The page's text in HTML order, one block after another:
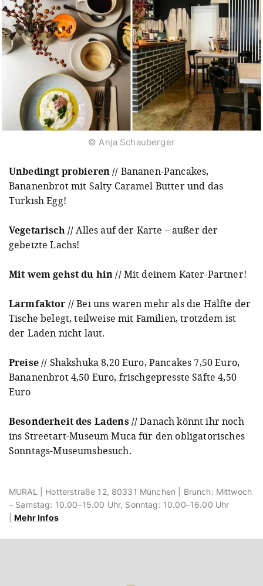
© Anja Schauberger
Unbedingt probieren // Bananen-Pancakes,
Bananenbrot mit Salty Caramel Butter und das
Turkish Egg!
Vegetarisch //Alles auf der Karte – außer der
gebeizte Lachs!
Mit wem gehst du hin //Mit deinem Kater-Partner!
Lärmfaktor //Bei uns waren mehr als die Hälfte der
Tische belegt, teilweise mit Familien, trotzdem ist
der Laden nicht laut.
Preise // Shakshuka 8,20 Euro, Pancakes 7,50 Euro,
Bananenbrot 4,50 Euro, frischgepresste Säfte 4,50
Euro
Besonderheit des Ladens //Danach könnt ihr noch
ins Streetart-Museum Muca für den obligatorisches
Sonntags-Museumsbesuch.
MURAL | Hotterstraße 12, 80331 München | Brunch: Mittwoch
– Samstag: 10.00–15.00 Uhr, Sonntag: 10.00–16.00 Uhr
|Mehr Infos